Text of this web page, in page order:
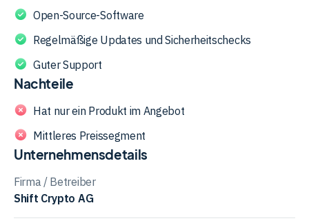
Ethereum und viele weitere Kryptos an. Die BitBox-
Produkte zeichnen sich durch ihre Benutzerfreundlichkeit,
hohe Sicherheitsstandards und den Open-Source-Ansatz
aus, der Transparenz und Vertrauen fördert. Mit ihrem
Fokus auf Datenschutz und Sicherheit bietet BitBox eine
zuverlässige Möglichkeit, Kryptowährungen offline zu
verwahren und somit vor Hackerangriffen und Diebstahl
Open-Source-Software
Regelmäßige Updates und Sicherheitschecks
Guter Support
Nachteile
Hat nur ein Produkt im Angebot
Mittleres Preissegment
Unternehmensdetails
Firma / Betreiber
Shift Crypto AG